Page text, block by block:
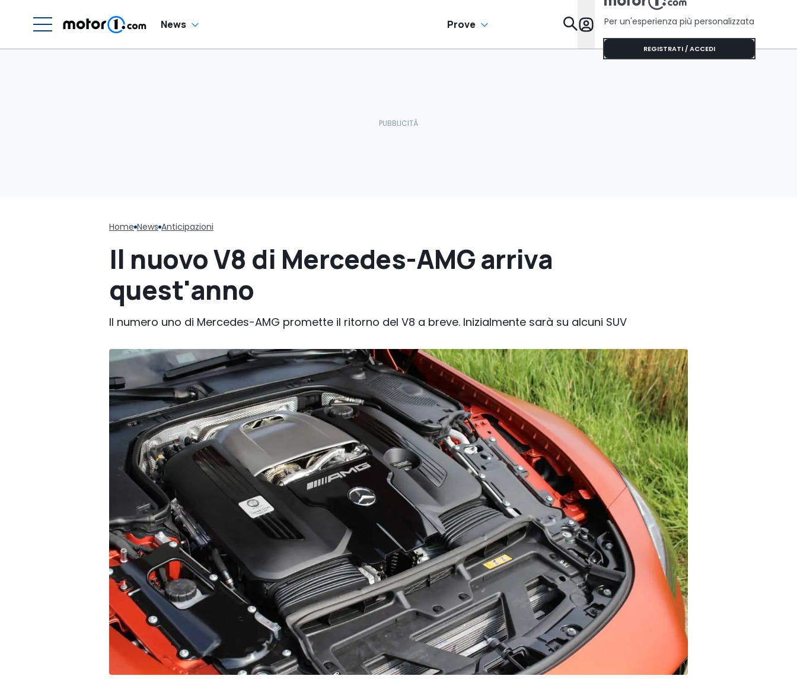
News Prove Da Sapere
Per un'esperienza più personalizzata
REGISTRATI / ACCEDI
Home News Anticipazioni
Il nuovo V8 di Mercedes-AMG arriva
quest'anno
Il numero uno di Mercedes-AMG promette il ritorno del V8 a breve. Inizialmente sarà su alcuni SUV